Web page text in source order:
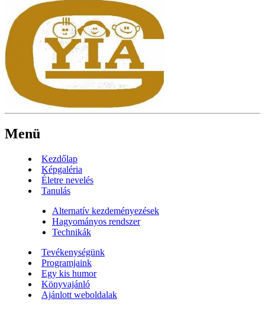
Menü
Kezdőlap
Képgaléria
Életre nevelés
Tanulás
Alternatív kezdeményezések
Hagyományos rendszer
Technikák
Tevékenységünk
Programjaink
Egy kis humor
Könyvajánló
Ajánlott weboldalak